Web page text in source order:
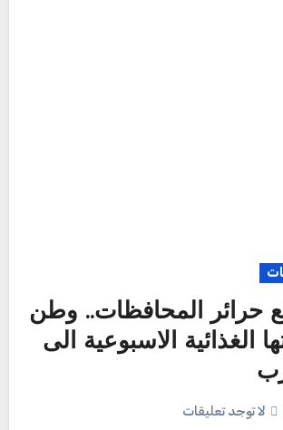
حرائر المحافظات.. وطن
الغذائية الاسبوعية الى
لا توجد تعليقات